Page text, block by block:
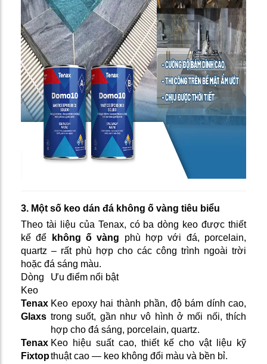
3. Một số keo dán đá không ố vàng tiêu biểu
Theo tài liệu của Tenax, có ba dòng keo được thiết
kế để
không ố vàng phù hợp với đá, porcelain,
quartz – rất phù hợp cho các công trình ngoài trời
hoặc đá sáng màu.
Dòng
Keo
Ưu điểm nổi bật
Tenax
Glaxs
Keo epoxy hai thành phần, độ bám dính cao,
trong suốt, gần như vô hình ở mối nối, thích
hợp cho đá sáng, porcelain, quartz.
Tenax
Fixtop
Keo hiệu suất cao, thiết kế cho vật liệu kỹ
thuật cao — keo không đổi màu và bền bỉ.